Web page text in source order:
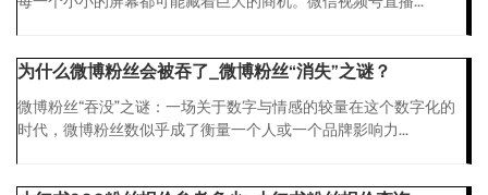
为什么微博粉丝会被吞了_微博粉丝“消失”之谜？
微博粉丝“吞没”之谜：一场关于数字与情感的较量在这个数字化的
时代，微博粉丝数似乎成了衡量一个人或一个品牌影响力...